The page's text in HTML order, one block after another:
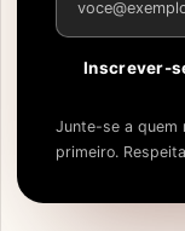
Inscrever-
Junte-se a quem
primeiro.